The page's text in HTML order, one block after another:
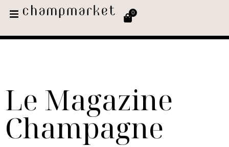
0
Le Magazine
Champagne